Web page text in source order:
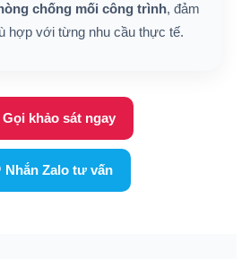
chống mối công trình, đảm
hợp với từng nhu cầu thực tế.
Gọi khảo sát ngay
Nhắn Zalo tư vấn